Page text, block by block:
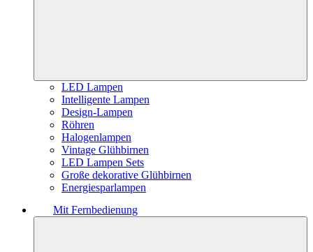
LED Lampen
Intelligente Lampen
Design-Lampen
Röhren
Halogenlampen
Vintage Glühbirnen
LED Lampen Sets
Große dekorative Glühbirnen
Energiesparlampen
Mit Fernbedienung